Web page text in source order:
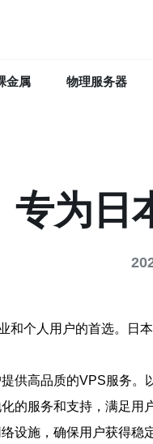
金属 物理服务器
为日
个人用户的首选。
供高品质的VPS服务。
的服务和支持，满足用
设施，确保用户获得稳